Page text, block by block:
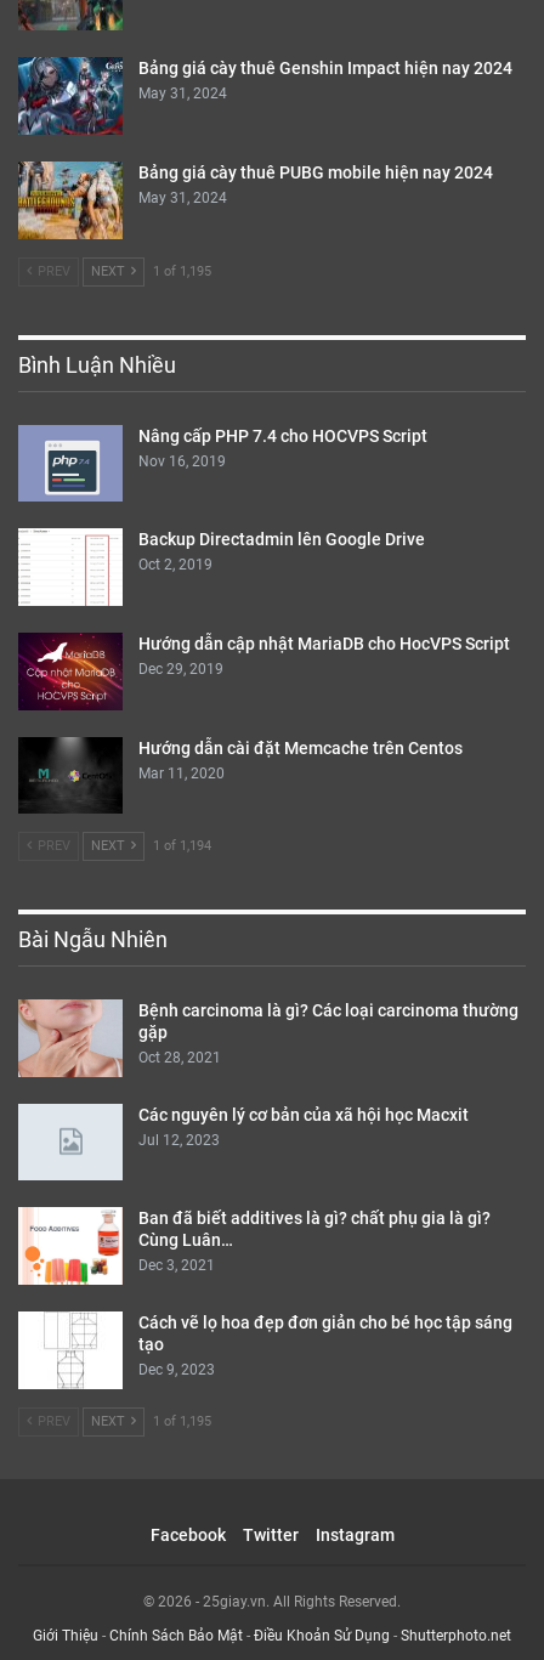
Bảng giá cày thuê Genshin Impact hiện nay 2024
May 31, 2024
Bảng giá cày thuê PUBG mobile hiện nay 2024
May 31, 2024
PREV NEXT 1 of 1,195
Bình Luận Nhiều
Nâng cấp PHP 7.4 cho HOCVPS Script
Nov 16, 2019
Backup Directadmin lên Google Drive
Oct 2, 2019
Hướng dẫn cập nhật MariaDB cho HocVPS Script
Dec 29, 2019
Hướng dẫn cài đặt Memcache trên Centos
Mar 11, 2020
PREV NEXT 1 of 1,194
Bài Ngẫu Nhiên
Bệnh carcinoma là gì? Các loại carcinoma thường
gặp
Oct 28, 2021
Các nguyên lý cơ bản của xã hội học Macxit
Jul 12, 2023
Ban đã biết additives là gì? chất phụ gia là gì?
Cùng Luân…
Dec 3, 2021
Cách vẽ lọ hoa đẹp đơn giản cho bé học tập sáng
tạo
Dec 9, 2023
PREV NEXT 1 of 1,195
Facebook Twitter Instagram
© 2026 - 25giay.vn. All Rights Reserved.
Giới Thiệu - Chính Sách Bảo Mật - Điều Khoản Sử Dụng - Shutterphoto.net